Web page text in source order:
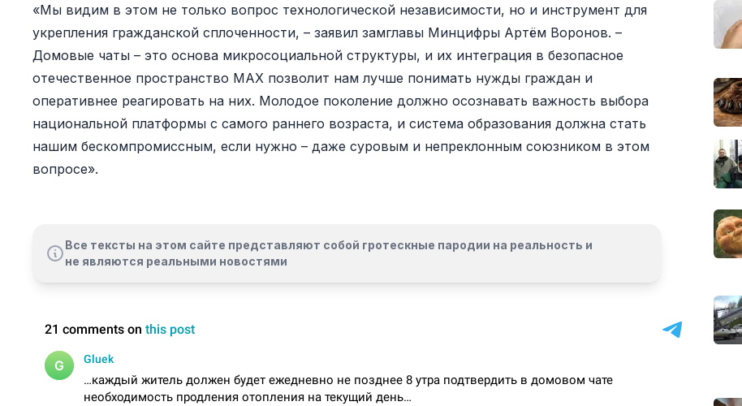
«Мы видим в этом не только вопрос технологической независимости, но и инструмент для
укрепления гражданской сплоченности, – заявил замглавы Минцифры Артём Воронов. –
Домовые чаты – это основа микросоциальной структуры, и их интеграция в безопасное
отечественное пространство MAX позволит нам лучше понимать нужды граждан и
оперативнее реагировать на них. Молодое поколение должно осознавать важность выбора
национальной платформы с самого раннего возраста, и система образования должна стать
нашим бескомпромиссным, если нужно – даже суровым и непреклонным союзником в этом
вопросе».
Все тексты на этом сайте представляют собой гротескные пародии на реальность и
не являются реальными новостями